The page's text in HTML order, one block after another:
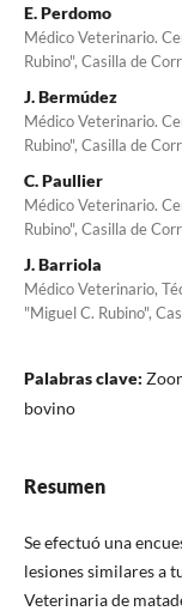
E. Perdomo
Médico Veterinario.
Rubino", Casilla de
J. Bermúdez
Médico Veterinario.
Rubino", Casilla de
C. Paullier
Médico Veterinario.
Rubino", Casilla de
J. Barriola
Médico Veterinario,
"Miguel C. Rubino",
Palabras clave:
bovino
Resumen
Se efectuó una
lesiones similares a
Veterinaria de